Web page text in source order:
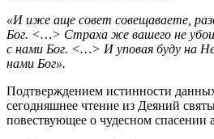
«И иже аще совет совещаваете,
Бог. <…> Страха же вашего не
с нами Бог. <…> И уповая буду на
нами Бог».
Подтверждением истинности
сегодняшнее чтение из Деяний
повествующее о чудесном спасении